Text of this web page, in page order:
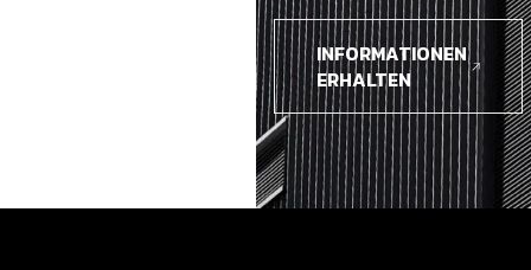
INFORMATIONEN
ERHALTEN